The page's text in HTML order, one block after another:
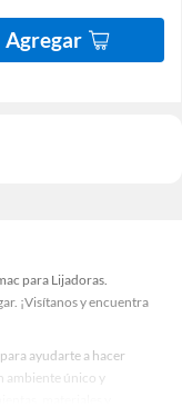
Agregar
para Lijadoras.
¡Visítanos y encuentra
ayudarte a hacer
ambiente único y